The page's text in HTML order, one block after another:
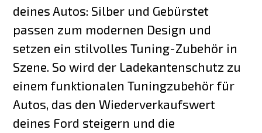
deines Autos: Silber und Gebürstet
passen zum modernen Design und
setzen ein stilvolles Tuning-Zubehör in
Szene. So wird der Ladekantenschutz zu
einem funktionalen Tuningzubehör für
Autos, das den Wiederverkaufswert
deines Ford steigern und die